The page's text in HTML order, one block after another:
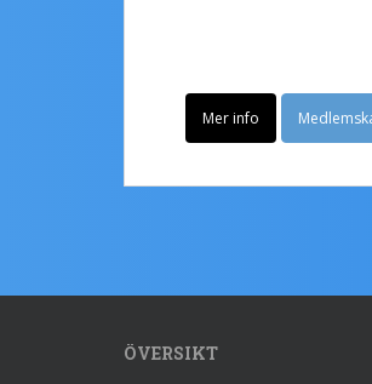
Mer info
ÖVERSIKT